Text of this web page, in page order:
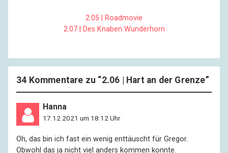
2.05 | Roadmovie
2.07 | Des Knaben Wunderhorn
34 Kommentare zu “2.06 | Hart an der Grenze”
Hanna
17.12.2021 um 18:12 Uhr
Oh, das bin ich fast ein wenig enttäuscht für Gregor.
Obwohl das ja nicht viel anders kommen konnte.